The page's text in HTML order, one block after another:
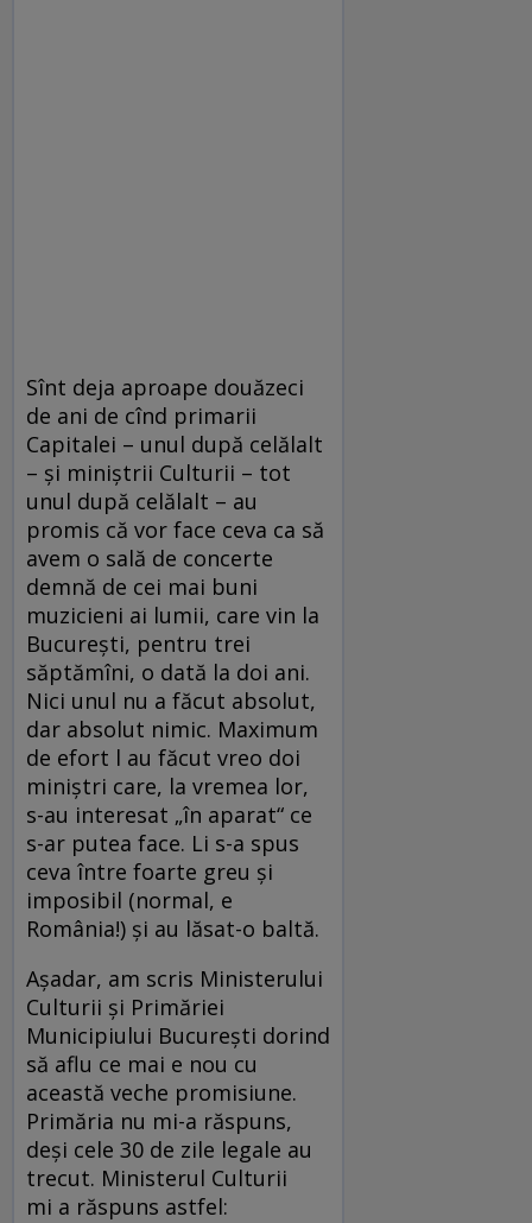
Sînt deja aproape douăzeci
de ani de cînd primarii
Capitalei – unul după celălalt
– și miniștrii Culturii – tot
unul după celălalt – au
promis că vor face ceva ca să
avem o sală de concerte
demnă de cei mai buni
muzicieni ai lumii, care vin la
București, pentru trei
săptămîni, o dată la doi ani.
Nici unul nu a făcut absolut,
dar absolut nimic. Maximum
de efort l au făcut vreo doi
miniștri care, la vremea lor,
s-au interesat „în aparat“ ce
s-ar putea face. Li s-a spus
ceva între foarte greu și
imposibil (normal, e
România!) și au lăsat-o baltă.
Așadar, am scris Ministerului
Culturii și Primăriei
Municipiului București dorind
să aflu ce mai e nou cu
această veche promisiune.
Primăria nu mi-a răspuns,
deși cele 30 de zile legale au
trecut. Ministerul Culturii
mi a răspuns astfel: